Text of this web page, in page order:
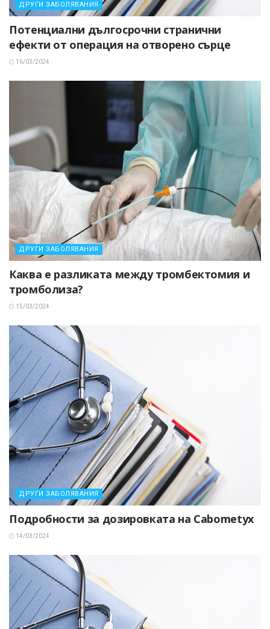
ДРУГИ ЗАБОЛЯВАНИЯ
Потенциални дългосрочни странични
ефекти от операция на отворено сърце
16/03/2024
ДРУГИ ЗАБОЛЯВАНИЯ
Каква е разликата между тромбектомия и
тромболиза?
15/03/2024
ДРУГИ ЗАБОЛЯВАНИЯ
Подробности за дозировката на Cabometyx
14/03/2024